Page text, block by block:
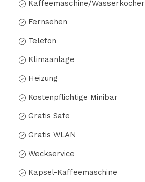
Kaffeemaschine/Wasserkocher
Fernsehen
Telefon
Klimaanlage
Heizung
Kostenpflichtige Minibar
Gratis Safe
Gratis WLAN
Weckservice
Kapsel-Kaffeemaschine